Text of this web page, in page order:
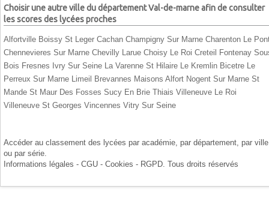
Choisir une autre ville du département Val-de-marne afin de consulter
les scores des lycées proches
Alfortville Boissy St Leger Cachan Champigny Sur Marne Charenton Le
Chennevieres Sur Marne Chevilly Larue Choisy Le Roi Creteil
Fontenay
Bois Fresnes Ivry Sur Seine La Varenne St Hilaire Le Kremlin Bicetre
Le
Perreux Sur Marne
Limeil Brevannes Maisons Alfort Nogent Sur Marne St
Mande St Maur Des Fosses Sucy En Brie Thiais Villeneuve Le Roi
Villeneuve St Georges Vincennes Vitry Sur Seine
Accéder au classement des lycées par académie , par département , par ville
ou par série
Informations légales - CGU - Cookies - RGPD . Tous droits réservés